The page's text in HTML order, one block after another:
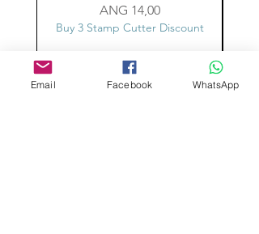
Prijs
ANG 14,00
Buy 3 Stamp Cutter Discount
Email Facebook WhatsApp